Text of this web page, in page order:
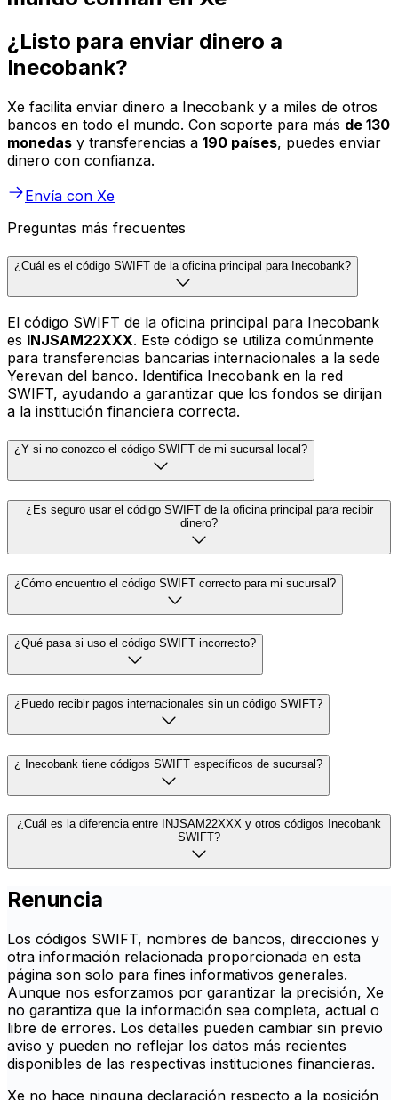
¿Listo para enviar dinero a
Inecobank?
Xe facilita enviar dinero a Inecobank y a miles de otros
bancos en todo el mundo. Con soporte para más de 130
monedas y transferencias a 190 países, puedes enviar
dinero con confianza.
Envía con Xe
Preguntas más frecuentes
¿Cuál es el código SWIFT de la oficina principal para Inecobank?
El código SWIFT de la oficina principal para Inecobank
es INJSAM22XXX. Este código se utiliza comúnmente
para transferencias bancarias internacionales a la sede
Yerevan del banco. Identifica Inecobank en la red
SWIFT, ayudando a garantizar que los fondos se dirijan
a la institución financiera correcta.
¿Y si no conozco el código SWIFT de mi sucursal local?
¿Es seguro usar el código SWIFT de la oficina principal para recibir
dinero?
¿Cómo encuentro el código SWIFT correcto para mi sucursal?
¿Qué pasa si uso el código SWIFT incorrecto?
¿Puedo recibir pagos internacionales sin un código SWIFT?
¿ Inecobank tiene códigos SWIFT específicos de sucursal?
¿Cuál es la diferencia entre INJSAM22XXX y otros códigos Inecobank
SWIFT?
Renuncia
Los códigos SWIFT, nombres de bancos, direcciones y
otra información relacionada proporcionada en esta
página son solo para fines informativos generales.
Aunque nos esforzamos por garantizar la precisión, Xe
no garantiza que la información sea completa, actual o
libre de errores. Los detalles pueden cambiar sin previo
aviso y pueden no reflejar los datos más recientes
disponibles de las respectivas instituciones financieras.
Xe no hace ninguna declaración respecto a la posición